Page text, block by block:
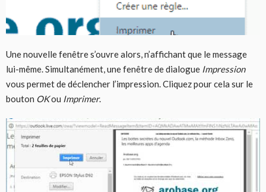
Une nouvelle fenêtre s’ouvre alors, n’affichant que le message
lui-même. Simultanément, une fenêtre de dialogue Impression
vous permet de déclencher l’impression. Cliquez pour cela sur le
bouton OKou Imprimer.